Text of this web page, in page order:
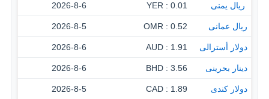
‏ ريال يمنى 0.01 : YER
2026-8-6
ريال عمانى 0.52 : OMR
2026-8-5
دولار أسترالى 1.91 : AUD
2026-8-6
دينار بحرينى 3.56 : BHD
2026-8-6
دولار كندى 1.89 : CAD
2026-8-5